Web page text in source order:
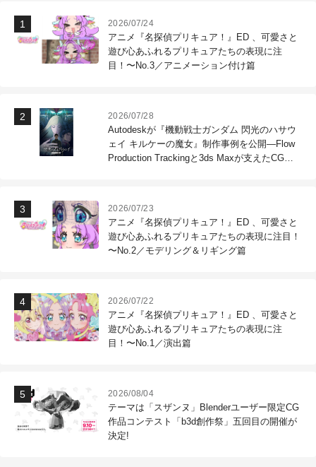
2026/07/24
アニメ『名探偵プリキュア！』ED 、可愛さと
遊び心あふれるプリキュアたちの表現に注
目！〜No.3／アニメーション付け篇
2026/07/28
Autodeskが『機動戦士ガンダム 閃光のハサウ
ェイ キルケーの魔女』制作事例を公開―Flow
Production Trackingと3ds Maxが支えたCG制
2026/07/23
アニメ『名探偵プリキュア！』ED 、可愛さと
遊び心あふれるプリキュアたちの表現に注目！
〜No.2／モデリング＆リギング篇
2026/07/22
アニメ『名探偵プリキュア！』ED 、可愛さと
遊び心あふれるプリキュアたちの表現に注
目！〜No.1／演出篇
2026/08/04
テーマは「スザンヌ」Blenderユーザー限定CG
作品コンテスト「b3d創作祭」五回目の開催が
決定!